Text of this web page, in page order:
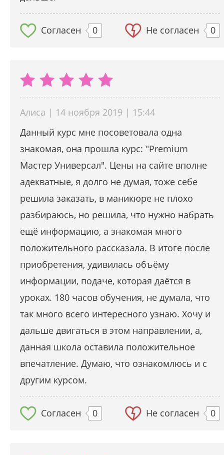
Согласен 0 Не согласен 0
Алиса | 14 ноября 2019 | 15:44
Данный курс мне посоветовала одна
знакомая, она прошла курс: "Premium
Мастер Универсал". Цены на сайте вполне
адекватные, я долго не думая, тоже себе
решила заказать, в маникюре не плохо
разбираюсь, но решила, что нужно набрать
ещё информацию, а знакомая много
положительного рассказала. В итоге после
приобретения, удивилась объёму
информации, подаче, которая даётся в
уроках. 180 часов обучения, не думала, что
так много всего интересного узнаю. Хочу и
дальше двигаться в этом направлении, а,
данная школа оставила положительное
впечатление. Думаю, что ознакомлюсь и с
другим курсом.
Согласен 0 Не согласен 0